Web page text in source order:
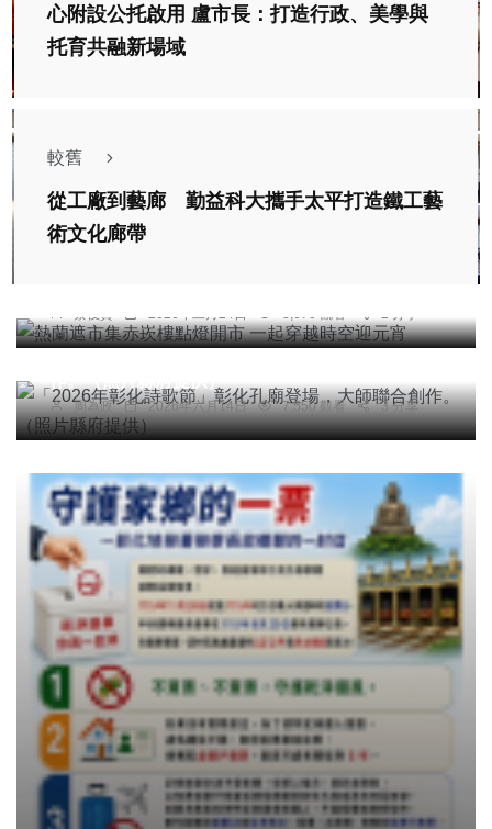
心附設公托啟用 盧市長：打造行政、美學與
托育共融新場域
較舊
從工廠到藝廊 勤益科大攜手太平打造鐵工藝
術文化廊帶
蔡俊賢 2026年二月24日 8,670 觀看 2 分享
社會 綜合新聞 健康 文教
「2026年彰化詩歌節」彰化孔廟登場，大師聯合創
周為政 2026年六月14日 7,550 觀看 3 分享